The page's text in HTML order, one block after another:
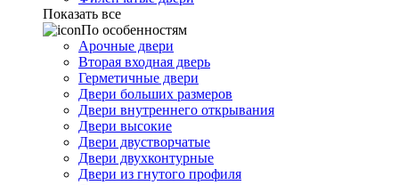
Показать все
По особенностям
Арочные двери
Вторая входная дверь
Герметичные двери
Двери больших размеров
Двери внутреннего открывания
Двери высокие
Двери двустворчатые
Двери двухконтурные
Двери из гнутого профиля